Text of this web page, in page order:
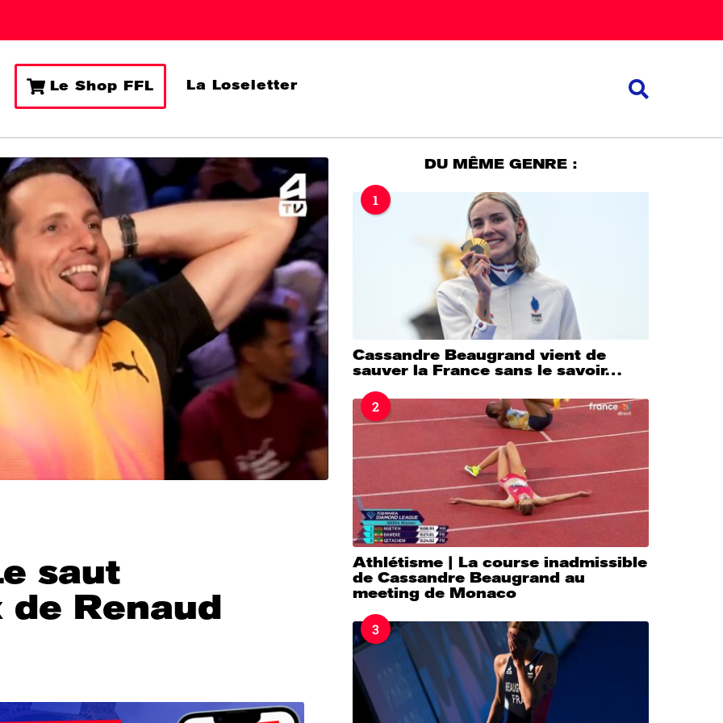
Le Shop FFL La Loseletter
saut
Renaud
DU MÊME GENRE :
1
Cassandre Beaugrand vient de
sauver la France sans le savoir…
2
Athlétisme | La course inadmissible
de Cassandre Beaugrand au
meeting de Monaco
3